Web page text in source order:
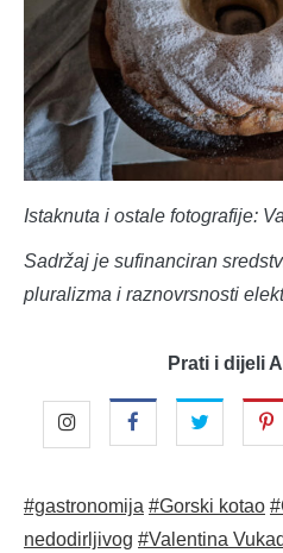
Istaknuta i ostale fotografije:
Sadržaj je sufinanciran
pluralizma i raznovrsnosti
Prati i dijeli
#gastronomija #Gorski kotao
nedodirljivog #Valentina